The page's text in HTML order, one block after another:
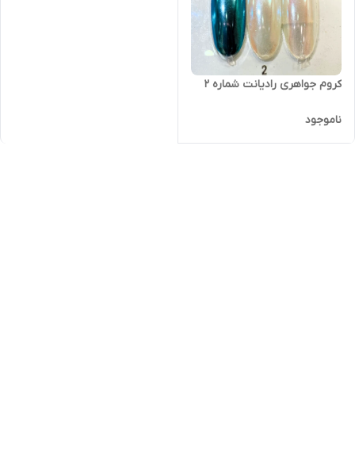
کروم جواهری رادیانت شماره 2
ناموجود